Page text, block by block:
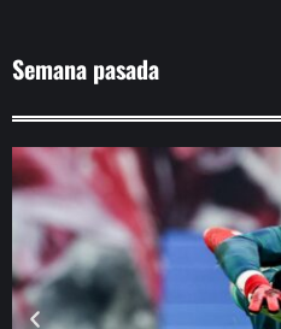
Semana pasada